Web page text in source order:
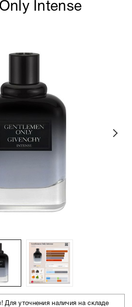
Intense
Для уточнения наличия на складе